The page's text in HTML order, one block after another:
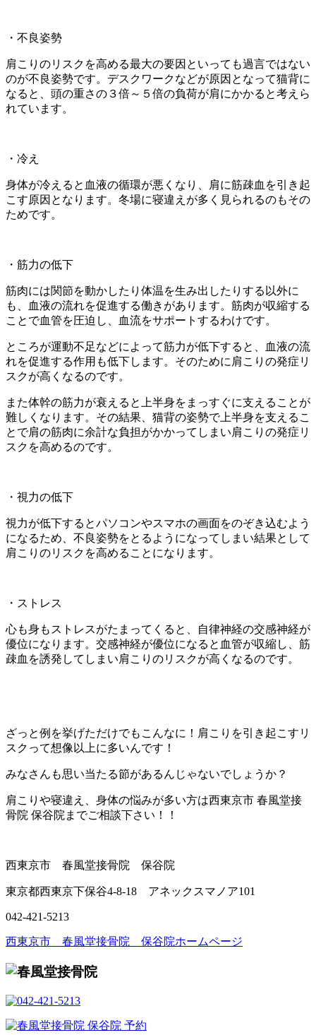
・不良姿勢
肩こりのリスクを高める最大の要因といっても過言ではない
のが不良姿勢です。デスクワークなどが原因となって猫背に
なると、頭の重さの３倍～５倍の負荷が肩にかかると考えら
れています。
・冷え
身体が冷えると血液の循環が悪くなり、肩に筋疎血を引き起
こす原因となります。冬場に寝違えが多く見られるのもその
ためです。
・筋力の低下
筋肉には関節を動かしたり体温を生み出したりする以外に
も、血液の流れを促進する働きがあります。筋肉が収縮する
ことで血管を圧迫し、血流をサポートするわけです。
ところが運動不足などによって筋力が低下すると、血液の流
れを促進する作用も低下します。そのために肩こりの発症リ
スクが高くなるのです。
また体幹の筋力が衰えると上半身をまっすぐに支えることが
難しくなります。その結果、猫背の姿勢で上半身を支えるこ
とで肩の筋肉に余計な負担がかかってしまい肩こりの発症リ
スクを高めるのです。
・視力の低下
視力が低下するとパソコンやスマホの画面をのぞき込むよう
になるため、不良姿勢をとるようになってしまい結果として
肩こりのリスクを高めることになります。
・ストレス
心も身もストレスがたまってくると、自律神経の交感神経が
優位になります。交感神経が優位になると血管が収縮し、筋
疎血を誘発してしまい肩こりのリスクが高くなるのです。
ざっと例を挙げただけでもこんなに！肩こりを引き起こすリ
スクって想像以上に多いんです！
みなさんも思い当たる節があるんじゃないでしょうか？
肩こりや寝違え、身体の悩みが多い方は西東京市 春風堂接
骨院 保谷院までご相談下さい！！
西東京市 春風堂接骨院 保谷院
東京都西東京下保谷4-8-18 アネックスマノア101
042-421-5213
西東京市 春風堂接骨院 保谷院ホームページ